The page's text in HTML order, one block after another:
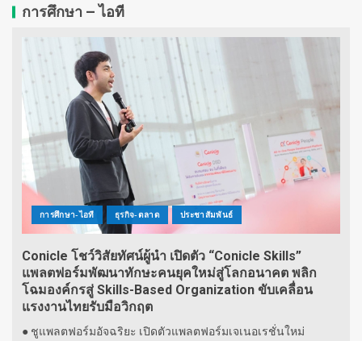
การศึกษา – ไอที
การศึกษา-ไอที ธุรกิจ-ตลาด ประชาสัมพันธ์
Conicle โชว์วิสัยทัศน์ผู้นำ เปิดตัว “Conicle Skills”
แพลตฟอร์มพัฒนาทักษะคนยุคใหม่สู่โลกอนาคต พลิก
โฉมองค์กรสู่ Skills-Based Organization ขับเคลื่อน
แรงงานไทยรับมือวิกฤต
● ชูแพลตฟอร์มอัจฉริยะ เปิดตัวแพลตฟอร์มเจเนอเรชั่นใหม่